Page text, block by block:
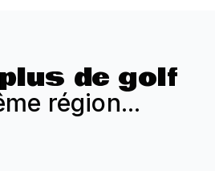
plus de golf
région...